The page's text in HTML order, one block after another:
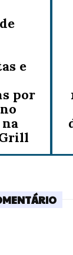
e
por